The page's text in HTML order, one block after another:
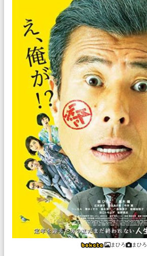
まひろ まひろ